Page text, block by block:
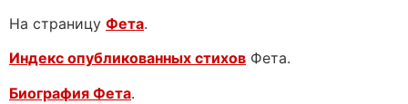
На страницу Фета.
Индекс опубликованных стихов Фета.
Биография Фета.